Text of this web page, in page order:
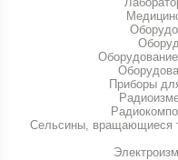
Приборы
Сельсины, вращающиеся